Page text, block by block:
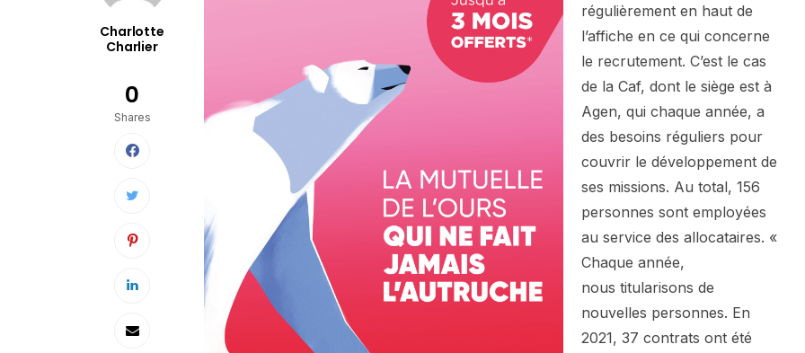
Charlotte
Charlier
0
Shares
régulièrement en haut de
l’affiche en ce qui concerne
le recrutement. C’est le cas
de la Caf, dont le siège est à
Agen, qui chaque année, a
des besoins réguliers pour
couvrir le développement de
ses missions. Au total, 156
personnes sont employées
au service des allocataires. «
Chaque année,
nous titularisons de
nouvelles personnes. En
2021, 37 contrats ont été